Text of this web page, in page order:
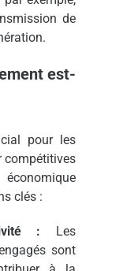
de
est-
pour les
compétitives
clés :
: Les
sont